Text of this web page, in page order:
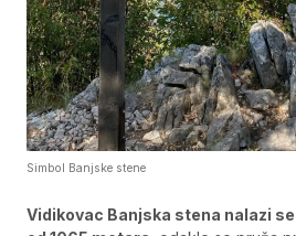
Simbol Banjske stene
Vidikovac Banjska stena nalazi